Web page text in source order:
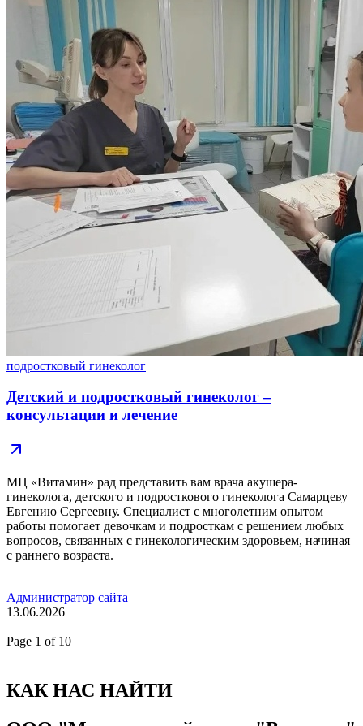
подростковый гинеколог
Детский и подростковый гинеколог –
консультации и лечение
МЦ «Витамин» рад представить вам врача акушера-
гинеколога, детского и подросткового гинеколога Самарцеву
Евгению Сергеевну. Специалист с многолетним опытом
работы помогает девочкам и подросткам с решением любых
вопросов, связанных с гинекологическим здоровьем, начиная
с раннего возраста.
Администратор сайта
13.06.2026
Page 1 of 10
КАК НАС НАЙТИ